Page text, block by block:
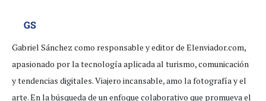
GS
Gabriel Sánchez como responsable y editor de Elenviador.com,
apasionado por la tecnología aplicada al turismo, comunicación
y tendencias digitales. Viajero incansable, amo la fotografía y el
arte. En la búsqueda de un enfoque colaborativo que promueva el